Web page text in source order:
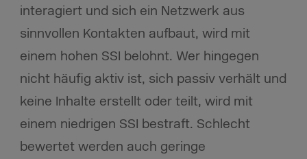
interagiert und sich ein Netzwerk aus
sinnvollen Kontakten aufbaut, wird mit
einem hohen SSI belohnt. Wer hingegen
nicht häufig aktiv ist, sich passiv verhält und
keine Inhalte erstellt oder teilt, wird mit
einem niedrigen SSI bestraft. Schlecht
bewertet werden auch geringe